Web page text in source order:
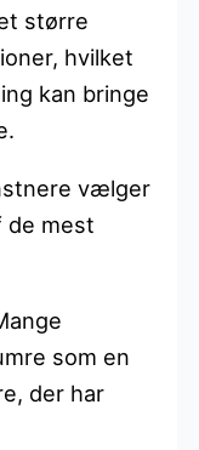
større
hvilket
kan bringe
vælger
de mest
som en
der har